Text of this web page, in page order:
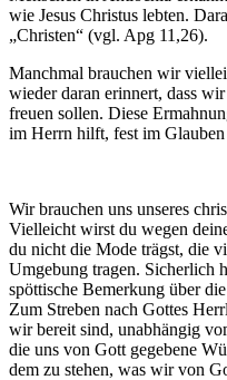
wie Jesus Christus lebten.
„Christen“ (vgl. Apg 11,26).
Manchmal brauchen wir
wieder daran erinnert, dass
freuen sollen. Diese
im Herrn hilft, fest im
Wir brauchen uns unseres
Vielleicht wirst du wegen
du nicht die Mode trägst, die
Umgebung tragen. Sicherlich
spöttische Bemerkung über
Zum Streben nach Gottes
wir bereit sind, unabhängig
die uns von Gott gegebene
dem zu stehen, was wir von